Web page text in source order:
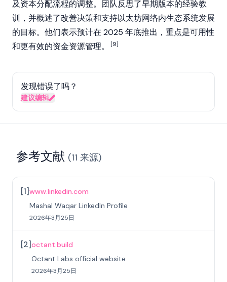
及资本分配流程的调整。团队反思了早期版本的经验教
训，并概述了改善决策和支持以太坊网络内生态系统发展
的目标。他们表示预计在 2025 年底推出，重点是可用性
和更有效的资金资源管理。
[9]
发现错误了吗？
建议编辑
参考文献 (11 来源)
[1]www.linkedin.com
Mashal Waqar LinkedIn Profile
2026年3月25日
[2]octant.build
Octant Labs official website
2026年3月25日